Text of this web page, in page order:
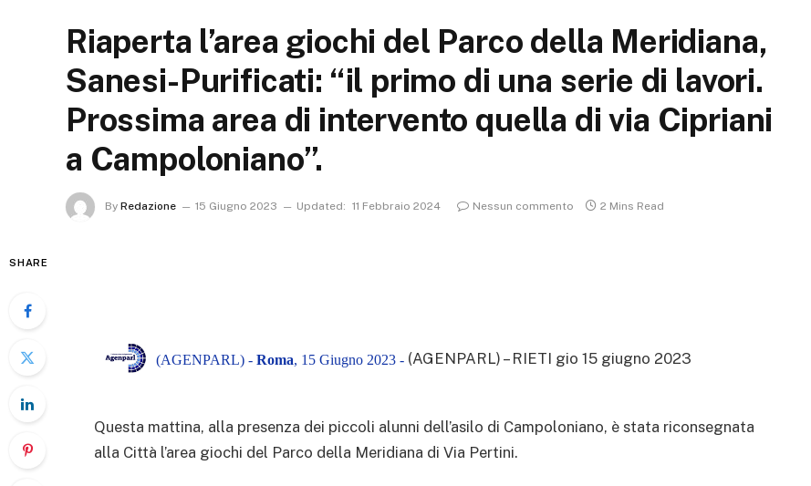
Riaperta l’area giochi del Parco della Meridiana,
Sanesi-Purificati: “il primo di una serie di lavori.
Prossima area di intervento quella di via Cipriani
a Campoloniano”.
By Redazione 15 Giugno 2023 Updated: 11 Febbraio 2024 Nessun commento 2 Mins Read
SHARE
(AGENPARL) - Roma, 15 Giugno 2023 - (AGENPARL) – RIETI gio 15 giugno 2023
Questa mattina, alla presenza dei piccoli alunni dell’asilo di Campoloniano, è stata riconsegnata
alla Città l’area giochi del Parco della Meridiana di Via Pertini.